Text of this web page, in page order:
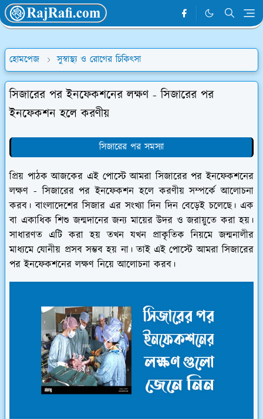
হোমপেজ সুস্বাস্থ্য ও রোগের চিকিৎসা
সিজারের পর ইনফেকশনের লক্ষণ - সিজারের পর
ইনফেকশন হলে করণীয়
সিজারের পর সমস্যা
প্রিয় পাঠক আজকের এই পোস্টে আমরা সিজারের পর ইনফেকশনের
লক্ষণ - সিজারের পর ইনফেকশন হলে করণীয় সম্পর্কে আলোচনা
করব। বাংলাদেশের সিজার এর সংখ্যা দিন দিন বেড়েই চলেছে। এক
বা একাধিক শিশু জন্মদানের জন্য মায়ের উদর ও জরায়ুতে করা হয়।
সাধারণত এটি করা হয় তখন যখন প্রাকৃতিক নিয়মে জন্মনালীর
মাধ্যমে যোনীয় প্রসব সম্ভব হয় না। তাই এই পোস্টে আমরা সিজারের
পর ইনফেকশনের লক্ষণ নিয়ে আলোচনা করব।